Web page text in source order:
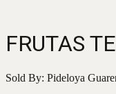
FRUTAS
Sold By: Pideloya